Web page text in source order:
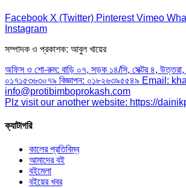
Facebook X (Twitter) Pinterest Vimeo
Instagram
সম্পাদক ও প্রকাশক: আবুল খায়ের
অফিস ও শো-রুম: বাড়ি ০৭, সড়ক ১৪/সি, সেক্টর ৪,
০১৭১৫৩৬৩০৭৯ বিজ্ঞাপন: ০১৮২৬৩৯৫৫৪৯ Email:
info@protibimboprokash.com
Plz visit our another website: https://
ক্যাটাগরি
কালের প্রতিবিম্ব
আমাদের বই
বইমেলা
বইয়ের খবর